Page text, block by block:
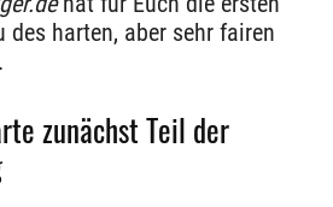
des harten, aber sehr fairen
zunächst Teil der